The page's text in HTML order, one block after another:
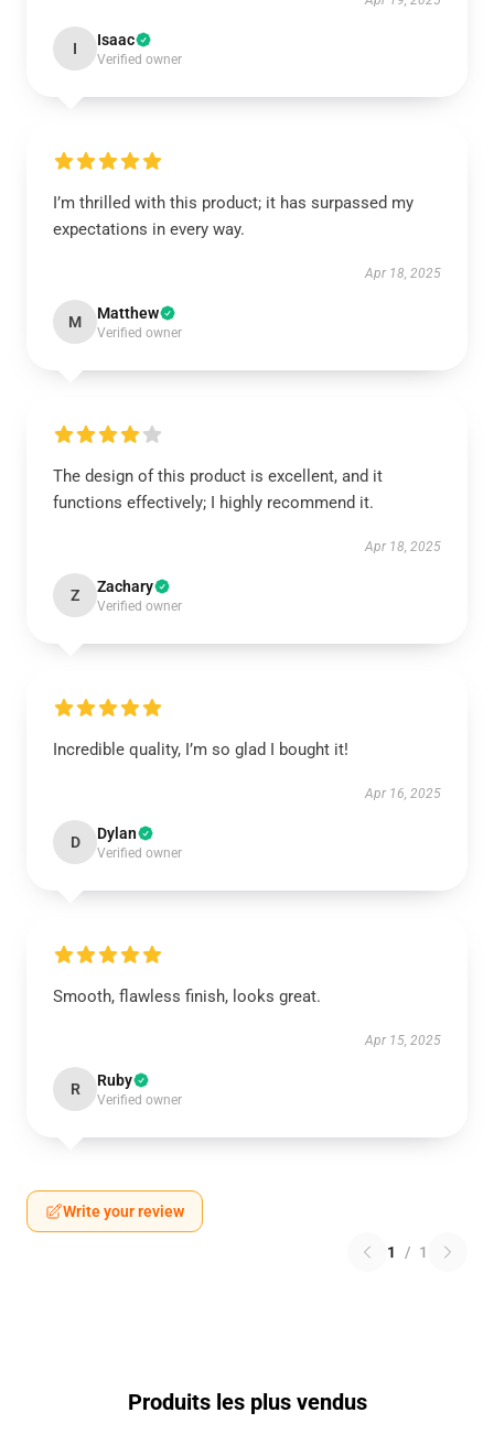
I Isaac
Verified owner
I’m thrilled with this product; it has surpassed my
expectations in every way.
Apr 18, 2025
M Matthew
Verified owner
The design of this product is excellent, and it
functions effectively; I highly recommend it.
Apr 18, 2025
Z Zachary
Verified owner
Incredible quality, I’m so glad I bought it!
Apr 16, 2025
D Dylan
Verified owner
Smooth, flawless finish, looks great.
Apr 15, 2025
R Ruby
Verified owner
Write your review
1 / 1
Produits les plus vendus